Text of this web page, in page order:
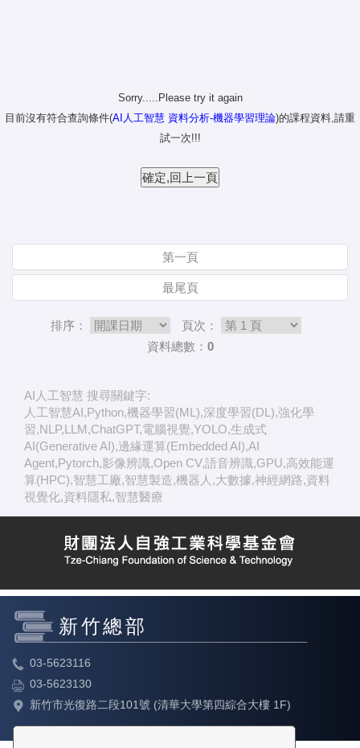
Sorry.....Please try it again
目前沒有符合查詢條件(AI人工智慧 資料分析-機器學習理論)的課程資料,請重
試一次!!!
第一頁
最尾頁
排序：
頁次：
資料總數：0
AI人工智慧 搜尋關鍵字:
人工智慧AI,Python,機器學習(ML),深度學習(DL),強化學
習,NLP,LLM,ChatGPT,電腦視覺,YOLO,生成式
AI(Generative AI),邊緣運算(Embedded AI),AI
Agent,Pytorch,影像辨識,Open CV,語音辨識,GPU,高效能運
算(HPC),智慧工廠,智慧製造,機器人,大數據,神經網路,資料
視覺化,資料隱私,智慧醫療
新竹總部
03-5623116
03-5623130
新竹市光復路二段101號 (清華大學第四綜合大樓 1F)